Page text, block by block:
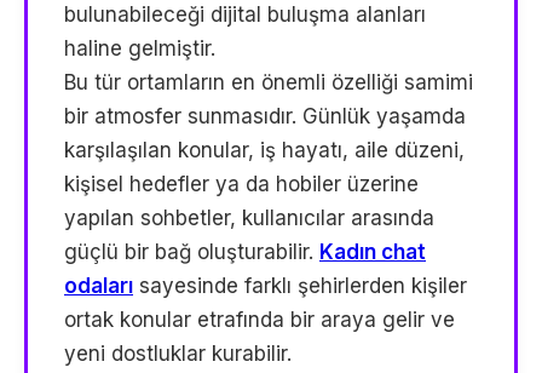
bulunabileceği dijital buluşma alanları
haline gelmiştir.
Bu tür ortamların en önemli özelliği samimi
bir atmosfer sunmasıdır. Günlük yaşamda
karşılaşılan konular, iş hayatı, aile düzeni,
kişisel hedefler ya da hobiler üzerine
yapılan sohbetler, kullanıcılar arasında
güçlü bir bağ oluşturabilir. Kadın chat
odaları sayesinde farklı şehirlerden kişiler
ortak konular etrafında bir araya gelir ve
yeni dostluklar kurabilir.